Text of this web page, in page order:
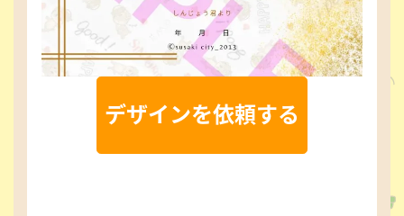
デザインを依頼する